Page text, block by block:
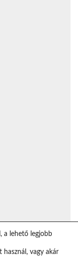
a lehető legjobb
használ, vagy akár